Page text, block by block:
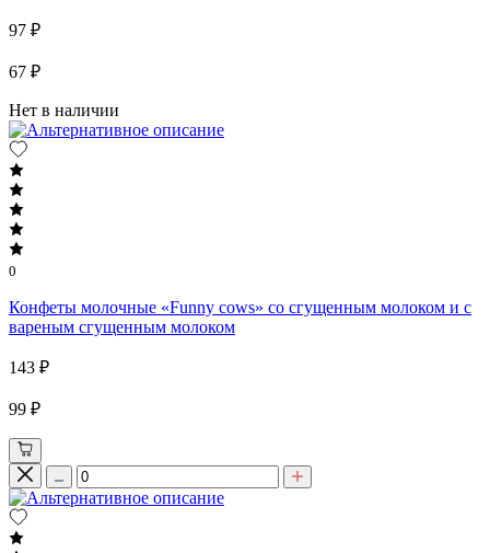
97 ₽
67 ₽
Нет в наличии
0
Конфеты молочные «Funny cows» со сгущенным молоком и с
вареным сгущенным молоком
143 ₽
99 ₽